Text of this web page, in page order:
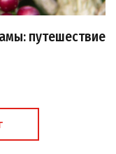
путешествие